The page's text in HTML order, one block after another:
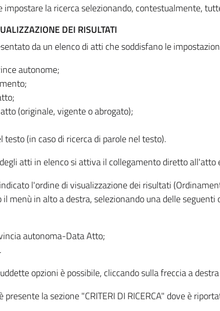
impostare la ricerca selezionando, contestualmente,
DEI RISULTATI
da un elenco di atti che soddisfano le
autonome;
(originale, vigente o abrogato);
testo (in caso di ricerca di parole nel testo).
atti in elenco si attiva il collegamento diretto
l'ordine di visualizzazione dei risultati
menù in alto a destra, selezionando una delle seguenti
autonoma-Data Atto;
opzioni è possibile, cliccando sulla freccia a
presente la sezione "CRITERI DI RICERCA" dove è